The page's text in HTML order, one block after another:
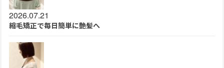
2026.07.21
縮毛矯正で毎日簡単に艶髪へ